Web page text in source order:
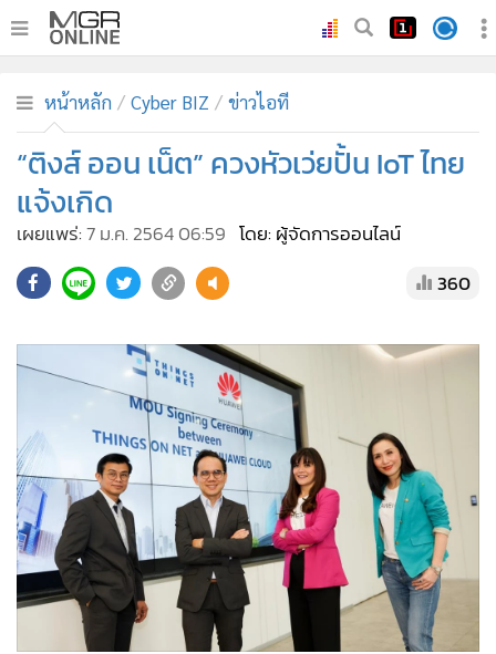
ทันเหตุการณ์
• ภาคใต้
ภูมิภาค
Online Section
• ผู้จัดการรายวัน
•
CbizReview
Cyber BIZ
• ผู้จัดกวน
• Good health & Well-being
• Green Innovation & SD
• Management & HR
• MGR Live
Infographic
หน้าหลัก Cyber BIZ ข่าวไอที
“ติงส์ ออน เน็ต” ควงหัวเว่ยปั้น IoT ไทย
แจ้งเกิด
เผยแพร่:7 ม.ค. 2564 06:59 โดย: ผู้จัดการออนไลน์
360